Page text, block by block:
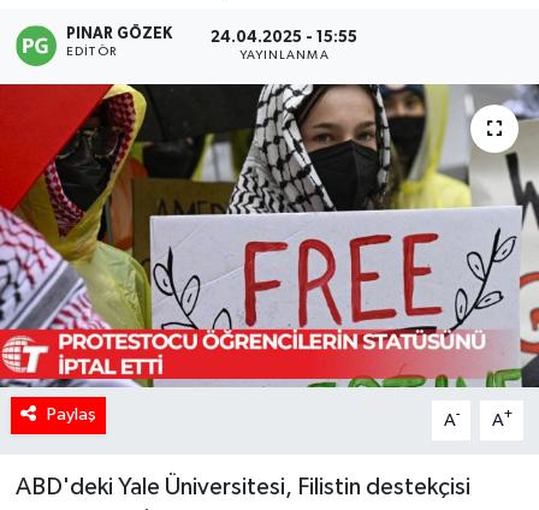
PINAR GÖZEK
EDITÖR
24.04.2025 - 15:55
YAYINLANMA
Paylaş A- A+
ABD'deki Yale Üniversitesi, Filistin destekçisi